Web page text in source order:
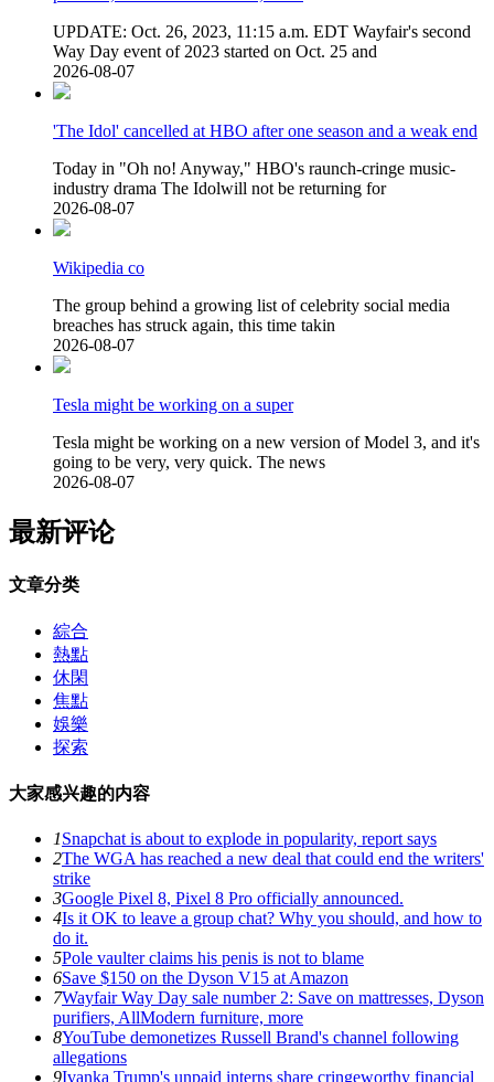
UPDATE: Oct. 26, 2023, 11:15 a.m. EDT Wayfair's second
Way Day event of 2023 started on Oct. 25 and
2026-08-07
'The Idol' cancelled at HBO after one season and a weak end
Today in "Oh no! Anyway," HBO's raunch-cringe music-
industry drama The Idolwill not be returning for
2026-08-07
Wikipedia co
The group behind a growing list of celebrity social media
breaches has struck again, this time takin
2026-08-07
Tesla might be working on a super
Tesla might be working on a new version of Model 3, and it's
going to be very, very quick. The news
2026-08-07
最新评论
文章分类
綜合
熱點
休閑
焦點
娛樂
探索
大家感兴趣的内容
1Snapchat is about to explode in popularity, report says
2The WGA has reached a new deal that could end the writers'
strike
3Google Pixel 8, Pixel 8 Pro officially announced.
4Is it OK to leave a group chat? Why you should, and how to
do it.
5Pole vaulter claims his penis is not to blame
6Save $150 on the Dyson V15 at Amazon
7Wayfair Way Day sale number 2: Save on mattresses, Dyson
purifiers, AllModern furniture, more
8YouTube demonetizes Russell Brand's channel following
allegations
9Ivanka Trump's unpaid interns share cringeworthy financial